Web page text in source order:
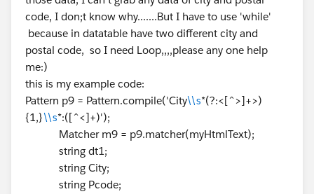
code, I don;t know why.......But I have to use 'while'
because in datatable have two different city and
postal code, so I need Loop,,,,please any one help
me:)
this is my example code:
Pattern p9 = Pattern.compile('City\\s*(?:<[^>]+>)
{1,}\\s*:([^<]+)');
Matcher m9 = p9.matcher(myHtmlText);
string dt1;
string City;
string Pcode;